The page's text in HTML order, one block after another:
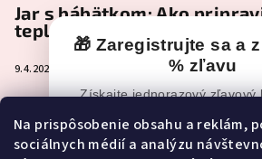
🎁 Zaregistrujte sa a
% zľavu
Získajte jednorazový zľavový
Zľavový kód vám po
Na prispôsobenie obsahu a reklám,
sociálnych médií a analýzu
Jar s bábätkom: Ako
teplejšie dni
9.4.2026
Čo je naozaj nevyhnutné
pôrodnice (a čo môže